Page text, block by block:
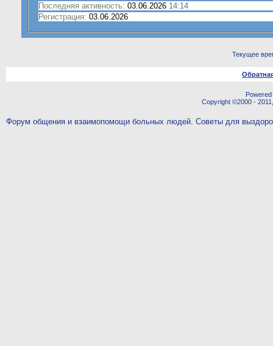
Последняя активность: 03.06.2026 14:14
Регистрация: 03.06.2026
Текущее
Copyright ©2000 -
Форум общения и взаимопомощи больных людей. Советы для